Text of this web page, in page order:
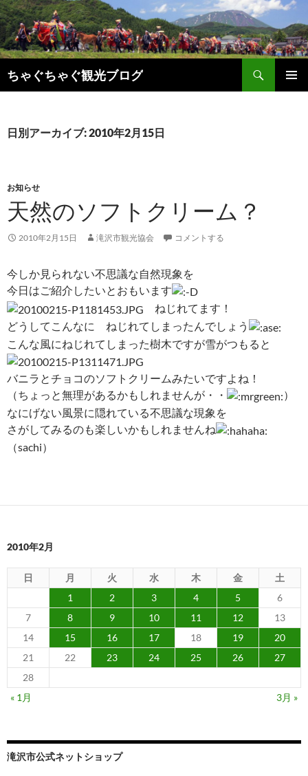
ちゃぐちゃぐ観光ブログ
索
ン
キ
ッ
プ
日別アーカイブ: 2010年2月15日
お知らせ
天然のソフトクリーム？
2010年2月15日 滝沢市観光協会 コメントする
今しか見られない不思議な自然現象を
今日はご紹介したいとおもいます
ねじれてます！
どうしてこんなに ねじれてしまったんでしょう
こんな風にねじれてしまった樹木ですが雪がつもると
バニラとチョコのソフトクリームみたいですよね！
（ちょっと無理があるかもしれませんが・・
）
なにげない風景に隠れている不思議な現象を
さがしてみるのも楽しいかもしれませんね
（sachi）
2010年2月
日 月 火 水 木 金
土
1
2 3 4 5
6
7
8 9 10 11 12
13
14
15 16 17 18 19
20
21
22 23 24 25 26
27
28
« 1月
3月 »
滝沢市公式ネットショップ